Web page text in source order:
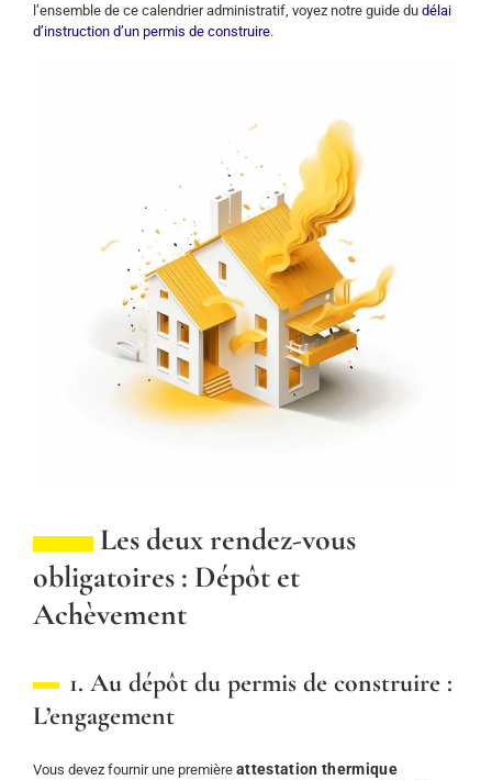
l’ensemble de ce calendrier administratif, voyez notre guide du délai
d’instruction d’un permis de construire.
Les deux rendez-vous
obligatoires : Dépôt et
Achèvement
1. Au dépôt du permis de construire :
L’engagement
Vous devez fournir une première attestation thermique